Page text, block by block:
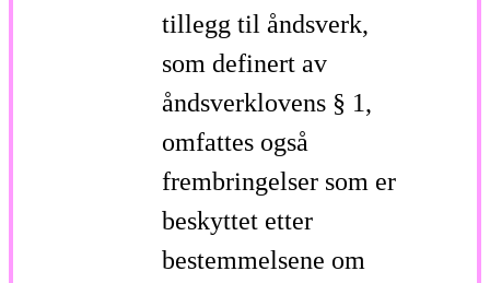
tillegg til åndsverk,
som definert av
åndsverklovens § 1,
omfattes også
frembringelser som er
beskyttet etter
bestemmelsene om